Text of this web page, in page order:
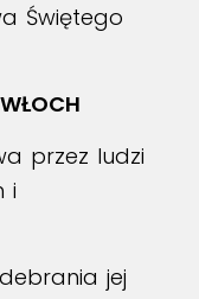
Świętego
przez ludzi
i
jej